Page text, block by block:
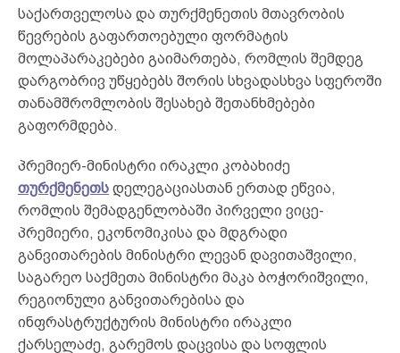
საქართველოსა და თურქმენეთის მთავრობის
წევრების გაფართოებული ფორმატის
მოლაპარაკებები გაიმართება, რომლის შემდეგ
დარგობრივ უწყებებს შორის სხვადასხვა სფეროში
თანამშრომლობის შესახებ შეთანხმებები
გაფორმდება.
პრემიერ-მინისტრი ირაკლი კობახიძე
თურქმენეთს დელეგაციასთან ერთად ეწვია,
რომლის შემადგენლობაში პირველი ვიცე-
პრემიერი, ეკონომიკისა და მდგრადი
განვითარების მინისტრი ლევან დავითაშვილი,
საგარეო საქმეთა მინისტრი მაკა ბოჭორიშვილი,
რეგიონული განვითარებისა და
ინფრასტრუქტურის მინისტრი ირაკლი
ქარსელაძე, გარემოს დაცვისა და სოფლის